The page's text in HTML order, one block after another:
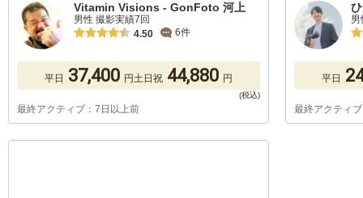
Vitamin Visions - GonFoto 河上
男性 撮影実績7回
4.50
6件
平日 37,400 円土日祝 44,880 円
最終アクティブ：7日以上前
平日
最終アクティ